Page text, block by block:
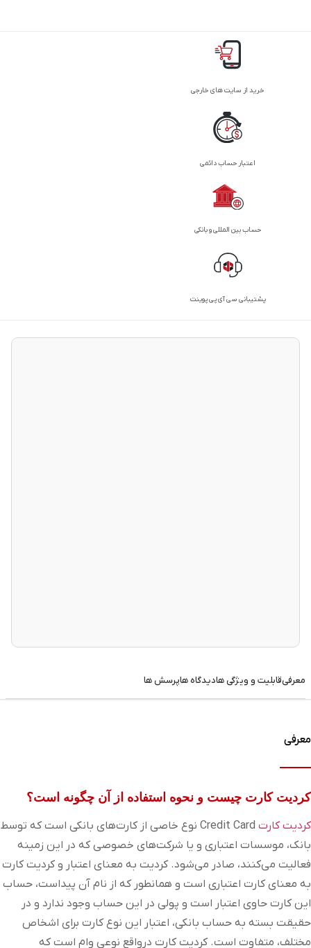
خرید از سایت های خارجی
اعتبار حساب دائمی
حساب بین المللی و بانکی
پشتیبانی سی آی پی پوینت
معرفیقابلیت و ویژگی هادیدگاه هاپرسش ها
معرفی
کردیت کارت چیست و نحوه استفاده از آن چگونه است؟
کردیت کارت
Credit Card نوع خاصی از کارت‌های بانکی است که توسط
بانک، موسسات اعتباری و یا شرکت‌های خصوصی که در این زمینه
فعالیت می‌کنند، صادر می‌شود. کردیت به معنای اعتبار و کردیت کارت
به معنای کارت اعتباری است و همانطور که از نام آن پیداست، حساب
این کارت حاوی اعتبار است و پولی در این حساب وجود ندارد و در
حقیقت بسته به حساب بانکی، اعتبار این نوع کارت برای اشخاص
مختلف، متفاوت است. کردیت کارت درواقع نوعی وام است که